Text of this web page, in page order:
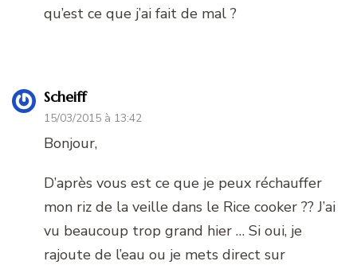
qu’est ce que j’ai fait de mal ?
Scheiff
15/03/2015 à 13:42
Bonjour,
D’après vous est ce que je peux réchauffer
mon riz de la veille dans le Rice cooker ?? J’ai
vu beaucoup trop grand hier … Si oui, je
rajoute de l’eau ou je mets direct sur